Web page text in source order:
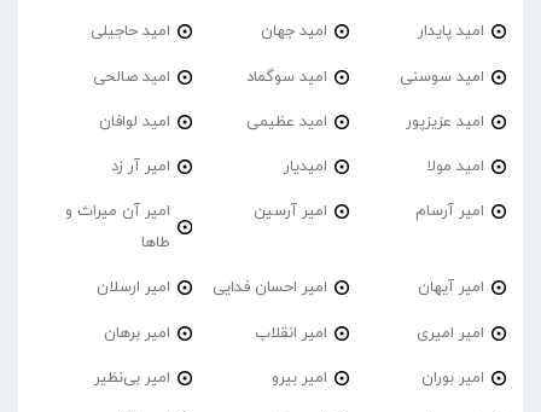
امید پایدار امید جهان امید حاجیلی
امید سوسنی امید سوگماد امید صالحی
امید عزیزپور امید عظیمی امید لوافان
امید مولا امیدیار امیر آر زد
امیر آرسام امیر آرسین
امیر آن میراث و
طاها
امیر آیهان امیر احسان فدایی امیر ارسلان
امیر امیری امیر انقلاب امیر برهان
امیر‌ بوران امیر بیرو امیر بی‌نظیر